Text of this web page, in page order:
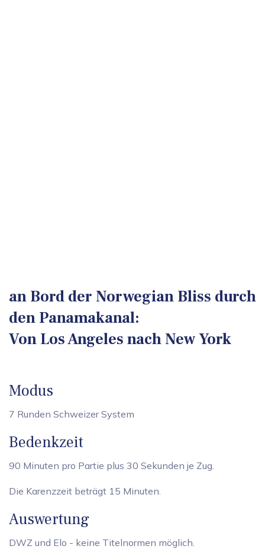
an Bord der Norwegian Bliss durch
den Panamakanal:
Von Los Angeles nach New York
Modus
7 Runden Schweizer System
Bedenkzeit
90 Minuten pro Partie plus 30 Sekunden je Zug.
Die Karenzzeit beträgt 15 Minuten.
Auswertung
DWZ und Elo - keine Titelnormen möglich.